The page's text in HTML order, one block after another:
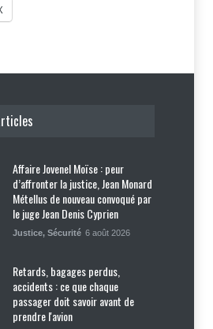
Affaire Jovenel Moïse : peur
d’affronter la justice, Jean Monard
Métellus de nouveau convoqué par
le juge Jean Denis Cyprien
Justice, Sécurité 6 août 2026
Retards, bagages perdus,
accidents : ce que chaque
passager doit savoir avant de
prendre l'avion